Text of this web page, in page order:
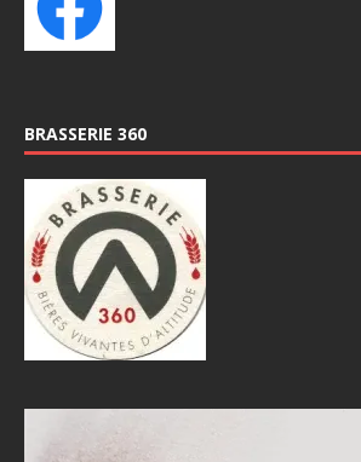
BRASSERIE 360